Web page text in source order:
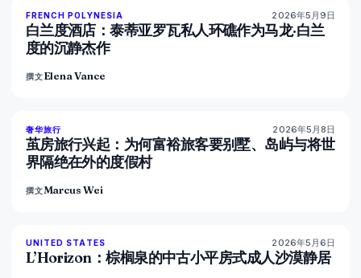
96% 51
FRENCH POLYNESIA 2026年5月9日
白兰度酒店：泰蒂亚罗瓦私人环礁作为马龙·白兰
度的沉静杰作
撰文Elena Vance
82% 81
奢华旅行 2026年5月8日
茧房旅行兴起：为何富裕旅客要别墅、岛屿与将世
界隔绝在外的度假村
撰文Marcus Wei
92% 68
UNITED STATES 2026年5月6日
L’Horizon：棕榈泉的中古小平房式成人沙漠静居